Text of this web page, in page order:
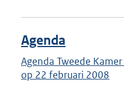
Agenda
Agenda Tweede
op 22 februari 2008